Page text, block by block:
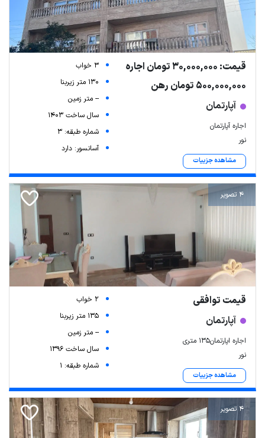
قیمت: 30,000,000 تومان اجاره
500,000,000 تومان رهن
آپارتمان
اجاره آپارتمان
نور
مشاهده جزییات
3 خواب
130 متر زیربنا
-- متر زمین
سال ساخت 1403
شماره طبقه: 3
آسانسور: دارد
4 تصویر
قیمت توافقی
آپارتمان
اجاره اپارتمان۱۳۵ متری
نور
مشاهده جزییات
2 خواب
135 متر زیربنا
-- متر زمین
سال ساخت 1396
شماره طبقه: 1
4 تصویر